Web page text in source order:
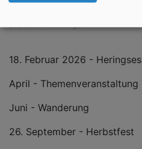
Bildrechte Nürmberger
18. Februar 2026 -
April - Themenveranstaltung
Juni - Wanderung
26. September - Herbstfest